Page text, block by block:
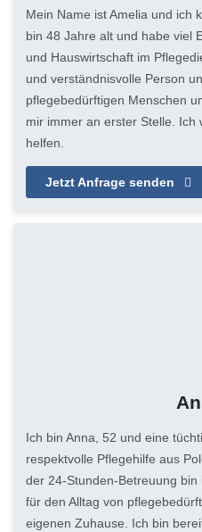
Mein Name ist Amelia und ich
bin 48 Jahre alt und habe viel
und Hauswirtschaft im
und verständnisvolle Person
pflegebedürftigen Menschen
mir immer an erster Stelle. Ich
helfen.
Jetzt Anfrage senden
Ich bin Anna, 52 und eine
respektvolle Pflegehilfe aus
der 24-Stunden-Betreuung
für den Alltag von
eigenen Zuhause. Ich bin